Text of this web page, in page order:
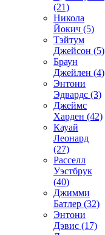
(21)
Никола
Йокич (5)
Тэйтум
Джейсон (5)
Браун
Джейлен (4)
Энтони
Эдвардс (3)
Джеймс
Харден (42)
Кауай
Леонард
(27)
Расселл
Уэстбрук
(40)
Джимми
Батлер (32)
Энтони
Дэвис (17)